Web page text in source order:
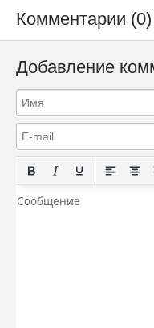
Комментарии (0)
Добавление